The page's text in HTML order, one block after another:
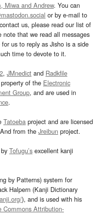
Miwa and Andrew. You can
or by e-mail to
us, please read our list of
note that we read all messages
us to reply as Jisho is a side
time to devote to it.
, JMnedict and Radkfile
of the Electronic
Group, and are used in
.
Tatoeba project and are licensed
from the Jreibun project.
Tofugu’s excellent kanji
by Patterns) system for
Halpern (Kanji Dictionary
), and is used with his
Commons Attribution-